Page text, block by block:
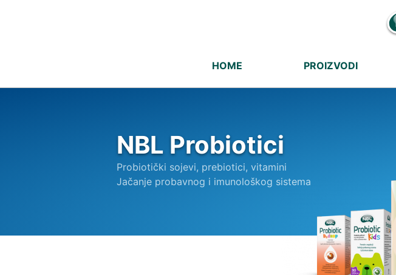
HOME PROIZVODI
NBL Probiotici
Probiotički sojevi, prebiotici, vitamini
Jačanje probavnog i imunološkog sistema